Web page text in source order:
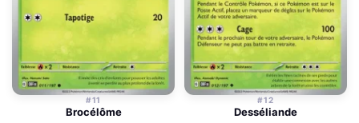
#11
Brocélôme
#12
Desséliande